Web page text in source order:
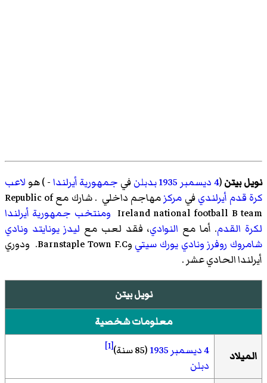
نويل بيتن(4 ديسمبر 1935بدبلنفي جمهورية أيرلندا- ) هو لاعب
كرة قدم أيرلنديفي مركزمهاجم داخلي
. شارك مع Republic of
Ireland national football B team ومنتخب جمهورية أيرلندا
لكرة القدم. أما مع النوادي، فقد لعب مع ليدز يونايتد ونادي
شامروك روفرز ونادي يورك سيتي وBarnstaple Town F.C.
ودوري
أيرلندا الحادي عشر.
نويل بيتن
معلومات شخصية
الميلاد 4 ديسمبر 1935(85 سنة) [1]
دبلن